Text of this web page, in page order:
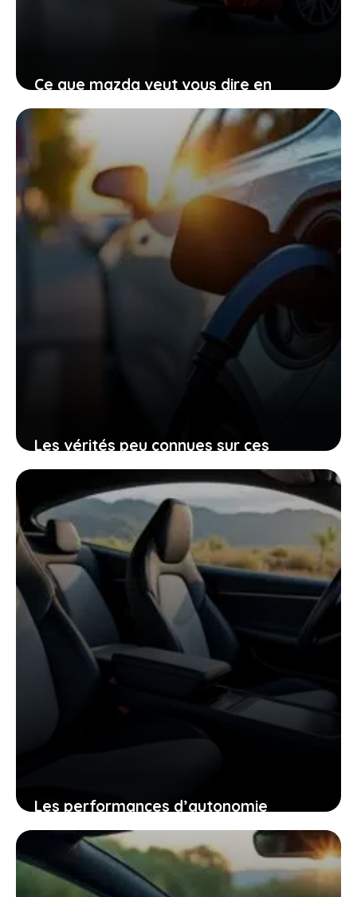
Ce que mazda veut vous dire en
renonçant provisoirement à
l’électrique total
27 janvier 2026
Les vérités peu connues sur ces
voitures électriques françaises
presque invendables sur le marché de
l’occasion
26 janvier 2026
Les performances d’autonomie
autoroutière du tesla model y qui vont
changer votre regard sur la voiture
électrique